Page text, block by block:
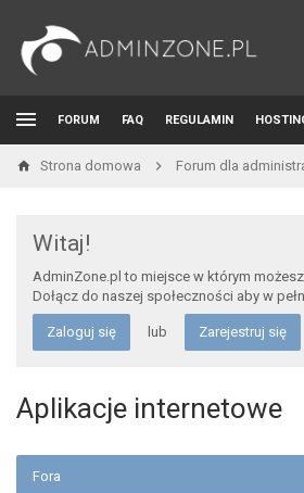
FORUM FAQ REGULAMIN
Strona domowa
Witaj!
AdminZone.pl to miejsce w którym
Dołącz do naszej społeczności aby w
Zaloguj się lub Zarejestruj się
Aplikacje internetowe
Fora